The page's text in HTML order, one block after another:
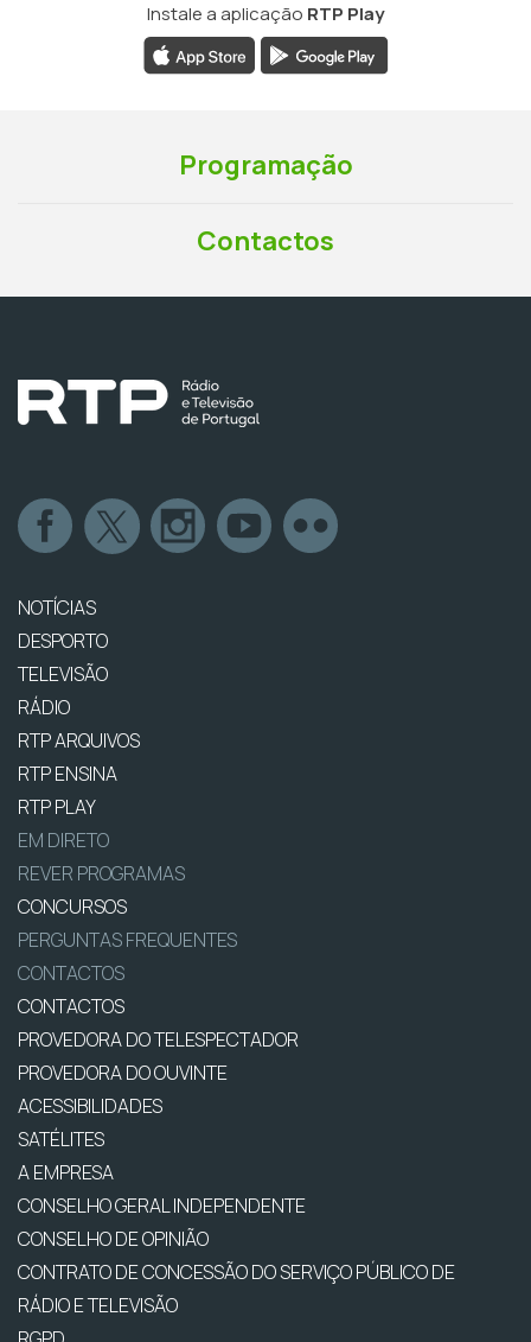
Instale a aplicação RTP Play
Programação
Contactos
NOTÍCIAS
DESPORTO
TELEVISÃO
RÁDIO
RTP ARQUIVOS
RTP ENSINA
RTP PLAY
EM DIRETO
REVER PROGRAMAS
CONCURSOS
PERGUNTAS FREQUENTES
CONTACTOS
CONTACTOS
PROVEDORA DO TELESPECTADOR
PROVEDORA DO OUVINTE
ACESSIBILIDADES
SATÉLITES
A EMPRESA
CONSELHO GERAL INDEPENDENTE
CONSELHO DE OPINIÃO
CONTRATO DE CONCESSÃO DO SERVIÇO PÚBLICO DE
RÁDIO E TELEVISÃO